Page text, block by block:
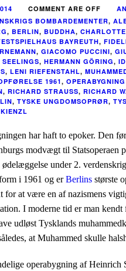
COMMENT ARE OFF
BOMBARDEMENTER,
, BERLIN, BUDDHA,
BAYREUTH,
, GIACOMO PUCCINI,
, HERMANN GÖRING,
, LENI RIEFENSTAHL,
1961,
, RICHARD STRAUSS, RICHARD
, TYSKE UNGDOMSOPRØR,
har haft to epoker. Den
modvægt til Statsoperaen
ødelæggelse under 2.
i 1961 og erBerlins største
for at være en af nazismens
I moderne tid er man
udløst Tysklands
at Muhammed skulle
operabygning af Heinrich